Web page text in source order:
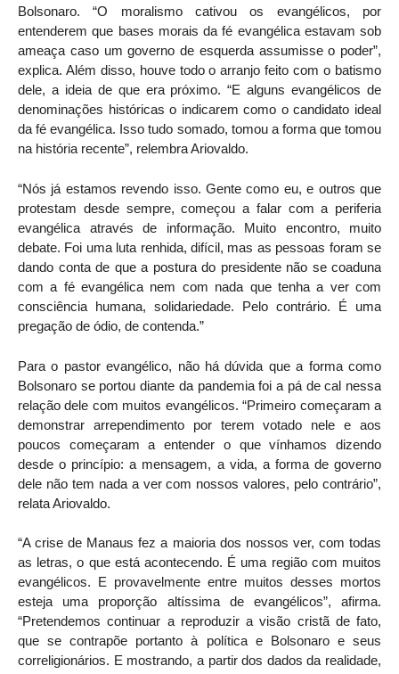
Bolsonaro. “O moralismo cativou os evangélicos, por
entenderem que bases morais da fé evangélica estavam sob
ameaça caso um governo de esquerda assumisse o poder”,
explica. Além disso, houve todo o arranjo feito com o batismo
dele, a ideia de que era próximo. “E alguns evangélicos de
denominações históricas o indicarem como o candidato ideal
da fé evangélica. Isso tudo somado, tomou a forma que tomou
na história recente”, relembra Ariovaldo.
“Nós já estamos revendo isso. Gente como eu, e outros que
protestam desde sempre, começou a falar com a periferia
evangélica através de informação. Muito encontro, muito
debate. Foi uma luta renhida, difícil, mas as pessoas foram se
dando conta de que a postura do presidente não se coaduna
com a fé evangélica nem com nada que tenha a ver com
consciência humana, solidariedade. Pelo contrário. É uma
pregação de ódio, de contenda.”
Para o pastor evangélico, não há dúvida que a forma como
Bolsonaro se portou diante da pandemia foi a pá de cal nessa
relação dele com muitos evangélicos. “Primeiro começaram a
demonstrar arrependimento por terem votado nele e aos
poucos começaram a entender o que vínhamos dizendo
desde o princípio: a mensagem, a vida, a forma de governo
dele não tem nada a ver com nossos valores, pelo contrário”,
relata Ariovaldo.
“A crise de Manaus fez a maioria dos nossos ver, com todas
as letras, o que está acontecendo. É uma região com muitos
evangélicos. E provavelmente entre muitos desses mortos
esteja uma proporção altíssima de evangélicos”, afirma.
“Pretendemos continuar a reproduzir a visão cristã de fato,
que se contrapõe portanto à política e Bolsonaro e seus
correligionários. E mostrando, a partir dos dados da realidade,